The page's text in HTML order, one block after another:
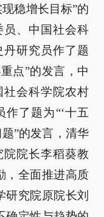
稳增长目标”的
员、中国社会科
研究员作了题
点”的发言，中
社会科学院农村
了题为“‘十五
”的发言，清华
院长李稻葵教
，全面推进高质
研究院原院长刘